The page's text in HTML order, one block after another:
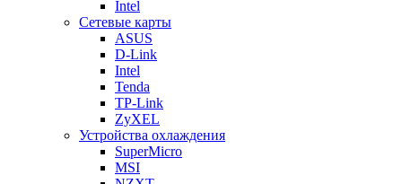
Intel
Сетевые карты
ASUS
D-Link
Intel
Tenda
TP-Link
ZyXEL
Устройства охлаждения
SuperMicro
MSI